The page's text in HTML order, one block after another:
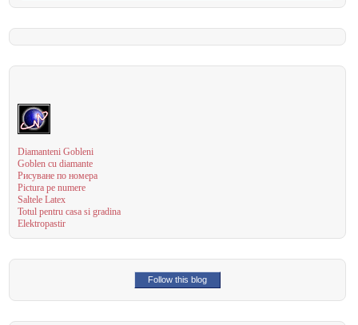
Diamanteni Gobleni
Goblen cu diamante
Рисуване по номера
Pictura pe numere
Saltele Latex
Totul pentru casa si gradina
Elektropastir
Follow this blog